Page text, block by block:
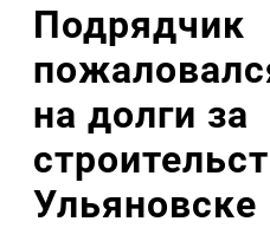
Подрядчик
на долги за
Ульяновске